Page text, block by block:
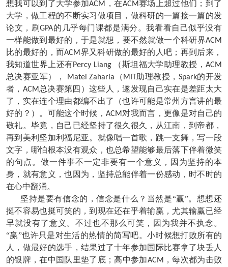
想我可以到了大学参加ACM ，在ACM赛场上超过他们；到了
大学，做工程的不断实习做项目，做科研的一篇接一篇的发
论文，刷GPA的几乎每门课都是满分。我看看自己似乎没有
一样能做到最好的，于是就想，要不然就做一个科研界ACM
比的最好的，而ACM界又科研做的最好的人吧；再到后来，
我知道世界上还有Percy Liang （斯坦福大学助理教授，ACM
总决赛亚军）， Matei Zaharia （ MIT 助理教授， Spark的开发
者， ACM总决赛第四）这些人，遂发现自己实在是差距太大
了，实在连个理由都编不出了（也许可能是常州方言讲的最
好的？）。可能这个时候， ACM对我而言，更像是对自己的
敬礼。毕竟，自己已经坚持了很久很久，从江南，到帝都，
再到美利坚加利福尼亚。就像唱一首歌，跳一支舞，写一段
文字，哪怕根本没有观众，也总希望能够最后落下伴着微笑
的句点。做一件事不一定非要有一个意义，因为坚持的本
身，就有意义，也因为，坚持总能伴着一份感动，时不时的
在心中翻涌。
坚持是要有信念的，信念是什么？当然是“赢”。想想还
挺不容易也挺可笑的，到现在还在乎着输赢，尤其输赢已经
早就没有了意义。不过也不那么可笑，因为我并不执念。
“赢”也许只是对生活的热情的简写吧。小时候想打败所有的
人，做最好的选手，结果过了十年参加国际比赛拿了块丢人
的银牌，在中国队里垫了底；高中参加ACM ，每次都为击败